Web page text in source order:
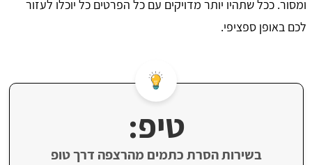
ומסור. ככל שתהיו יותר מדויקים עם כל הפרטים כל יוכלו לעזור
לכם באופן ספציפי.
טיפ:
בשירות הסרת כתמים מהרצפה דרך טופ